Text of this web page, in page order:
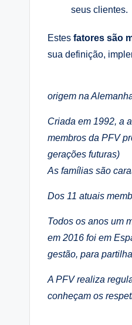
seus clientes.
Estes fatores são
sua definição,
origem na
Criada em 1992, a
membros da PFV
gerações futuras)
As famílias são
Dos 11 atuais
Todos os anos um
em 2016 foi em
gestão, para
A PFV realiza
conheçam os